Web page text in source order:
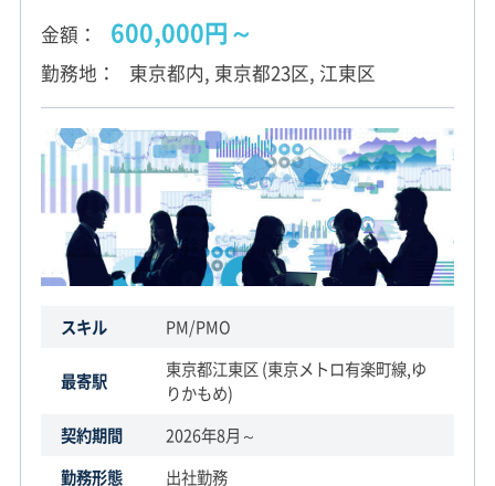
金額 600,000円～
勤務地 東京都内, 東京都23区, 江東区
スキル PM/PMO
最寄駅
東京都江東区 (東京メトロ有楽町線,ゆ
りかもめ)
契約期間
2026年8月～
勤務形態
出社勤務